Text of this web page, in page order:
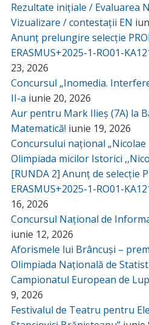
Rezultate inițiale / Evaluarea
Vizualizare / contestații EN
Anunț prelungire selecție
ERASMUS+2025-1-RO01-
23, 2026
Concursul „Inomedia.
II-a iunie 20, 2026
Aur pentru Mark Ilieș (7A) la
Matematică! iunie 19, 2026
Concursului național „Nicolae
Olimpiada micilor Istorici
[RUNDA 2] Anunț de selecție
ERASMUS+2025-1-RO01-
16, 2026
Concursul Național de
iunie 12, 2026
Aforismele lui Brâncuși –
Olimpiada Națională de
Campionatul European de
9, 2026
Festivalul de Teatru pentru